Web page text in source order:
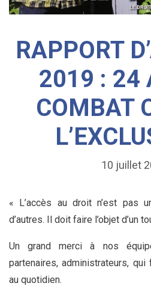
RAPPORT
2019 : 24
COMBAT
10 juillet
« L’accès au droit n’est pas
d’autres. Il doit faire l’objet d’un
Un grand merci à nos
partenaires, administrateurs,
au quotidien.